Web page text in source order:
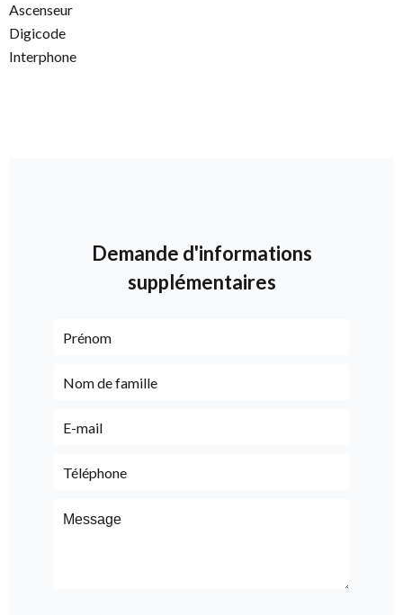
Ascenseur
Digicode
Interphone
Demande d'informations
supplémentaires